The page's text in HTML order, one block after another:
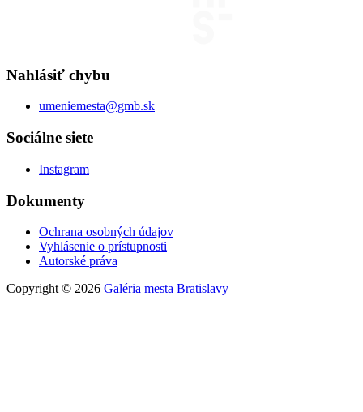
Nahlásiť chybu
umeniemesta@gmb.sk
Sociálne siete
Instagram
Dokumenty
Ochrana osobných údajov
Vyhlásenie o prístupnosti
Autorské práva
Copyright © 2026 Galéria mesta Bratislavy